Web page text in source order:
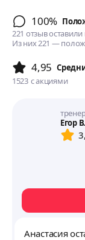
100%
221 отзыв
Из них 221 —
4,95
1523 с акциями
Егор В.
Анастасия